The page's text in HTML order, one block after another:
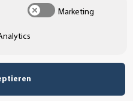
PROGRAMM
Marketing